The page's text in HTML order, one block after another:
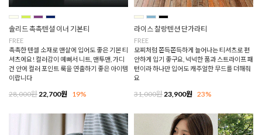
솔리드 촉촉텐셜 이너 기본티
FREE
촉촉한 텐셀 소재로 맨살에 입어도 좋은 기본 티
셔츠에요! 컬러감이 예뻐서 니트, 맨투맨, 가디
건 안에 컬러 포인트 룩을 연출하기 좋은 아이템
이랍니다
28,000원22,700원 19%
라이스 찰랑텐션 단가라티
FREE
모찌처럼 쫀득쫀득하게 늘어나는 티셔츠로 편
안하게 입기 좋구요, 넉넉한 품과 스트라이프 패
턴이라 하나만 입어도 캐주얼한 무드를 더해줘
요
31,000원23,900원 23%